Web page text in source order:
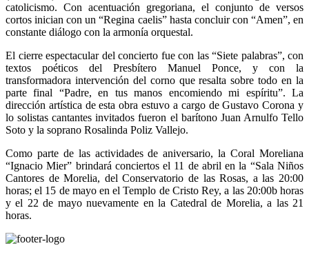
catolicismo. Con acentuación gregoriana, el conjunto de versos
cortos inician con un “Regina caelis” hasta concluir con “Amen”, en
constante diálogo con la armonía orquestal.
El cierre espectacular del concierto fue con las “Siete palabras”, con
textos poéticos del Presbítero Manuel Ponce, y con la
transformadora intervención del corno que resalta sobre todo en la
parte final “Padre, en tus manos encomiendo mi espíritu”. La
dirección artística de esta obra estuvo a cargo de Gustavo Corona y
lo solistas cantantes invitados fueron el barítono Juan Arnulfo Tello
Soto y la soprano Rosalinda Poliz Vallejo.
Como parte de las actividades de aniversario, la Coral Moreliana
“Ignacio Mier” brindará conciertos el 11 de abril en la “Sala Niños
Cantores de Morelia, del Conservatorio de las Rosas, a las 20:00
horas; el 15 de mayo en el Templo de Cristo Rey, a las 20:00b horas
y el 22 de mayo nuevamente en la Catedral de Morelia, a las 21
horas.